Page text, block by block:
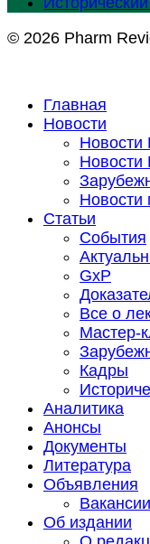
© 2026 Pharm
Главная
Новости
Новости
Новости
Статьи
События
GxP
Все о
Мастер-
Кадры
Аналитика
Анонсы
Документы
Литература
Объявления
Вакансии
Об издании